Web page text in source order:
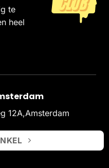
te
heel
12A,Amsterdam